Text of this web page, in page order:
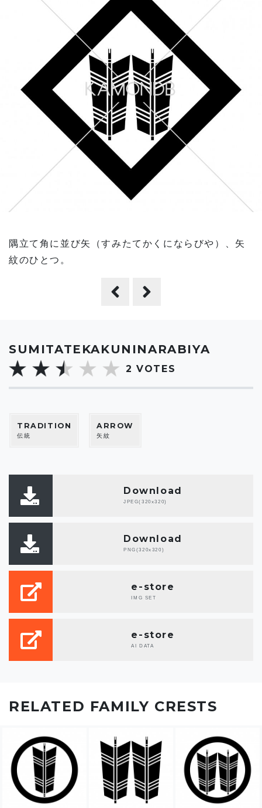
SUMITATEKAKUNINARABIYA
2 VOTES
TRADITION
伝統
ARROW
矢紋
Download
JPEG(320x320)
Download
PNG(320x320)
e-store
IMG SET
e-store
AI DATA
隅立て角に並び矢（すみたてかくにならびや）、矢
紋のひとつ。
RELATED FAMILY CRESTS